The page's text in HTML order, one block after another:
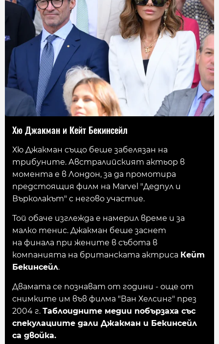
Хю Джакман и Кейт Бекинсейл
Хю Джакман също беше забелязан на
трибуните. Австралийският актьор в
момента е в Лондон, за да промотира
предстоящия филм на Marvel "Дедпул и
Върколакът" с негово участие.
Той обаче изглежда е намерил време и за
малко тенис. Джакман беше заснет
на финала при жените в събота в
компанията на британската актриса Кейт
Бекинсейл.
Двамата се познават от години - още от
снимките им във филма "Ван Хелсинг" през
2004 г. Таблоидните медии побързаха със
спекулациите дали Джакман и Бекинсейл
са двойка.